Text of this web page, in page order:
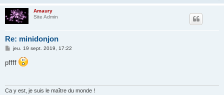
Amaury
Site Admin
Re: minidonjon
M
s
s
jeu. 19 sept. 2019, 17:22
pffff
Ca y est, je suis le maître du monde !